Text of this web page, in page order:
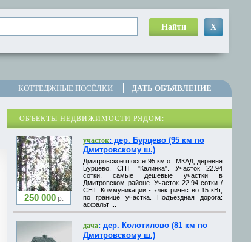
КОТТЕДЖНЫЕ ПОСЁЛКИ ДАТЬ ОБЪЯВЛЕНИЕ
Найти X
ОБЪЕКТЫ НЕДВИЖИМОСТИ РЯДОМ:
250 000р.
участок: дер. Бурцево (95 км по
Дмитровскому ш.)
Дмитровское шоссе 95 км от МКАД, деревня
Бурцево, СНТ "Калинка". Участок 22.94
сотки, самые дешевые участки в
Дмитровском районе. Участок 22.94 сотки /
СНТ. Коммуникации - электричество 15 кВт,
по границе участка. Подъездная дорога:
асфальт ...
дача: дер. Колотилово (81 км по
Дмитровскому ш.)